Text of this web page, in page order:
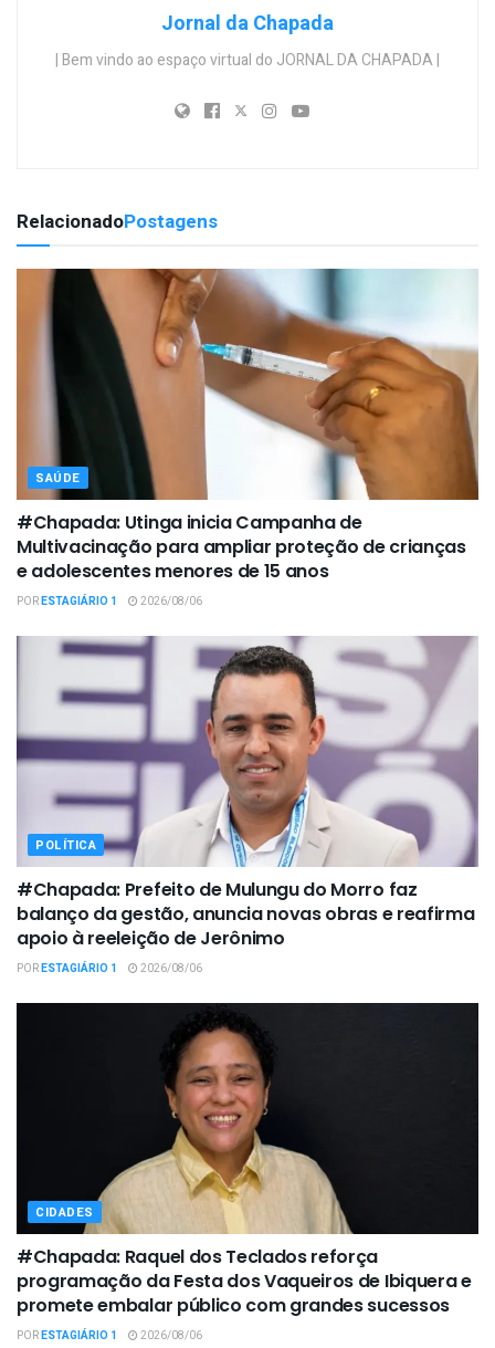
Jornal da Chapada
| Bem vindo ao espaço virtual do JORNAL DA CHAPADA |
RelacionadoPostagens
SAÚDE
#Chapada: Utinga inicia Campanha de
Multivacinação para ampliar proteção de crianças
e adolescentes menores de 15 anos
PORESTAGIÁRIO 1 2026/08/06
POLÍTICA
#Chapada: Prefeito de Mulungu do Morro faz
balanço da gestão, anuncia novas obras e reafirma
apoio à reeleição de Jerônimo
PORESTAGIÁRIO 1 2026/08/06
CIDADES
#Chapada: Raquel dos Teclados reforça
programação da Festa dos Vaqueiros de Ibiquera e
promete embalar público com grandes sucessos
PORESTAGIÁRIO 1 2026/08/06